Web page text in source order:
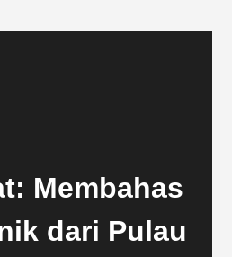
Membahas
dari Pulau